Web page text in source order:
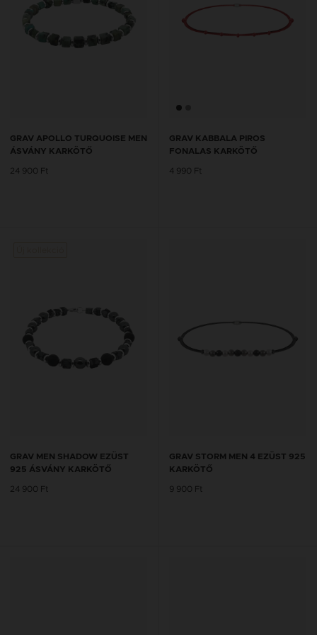
GRAV APOLLO TURQUOISE MEN
ÁSVÁNY KARKÖTŐ
24 900 Ft
GRAV KABBALA PIROS
FONALAS KARKÖTŐ
4 990 Ft
GRAV MEN SHADOW EZÜST
925 ÁSVÁNY KARKÖTŐ
24 900 Ft
GRAV STORM MEN 4 EZÜST 925
KARKÖTŐ
9 900 Ft